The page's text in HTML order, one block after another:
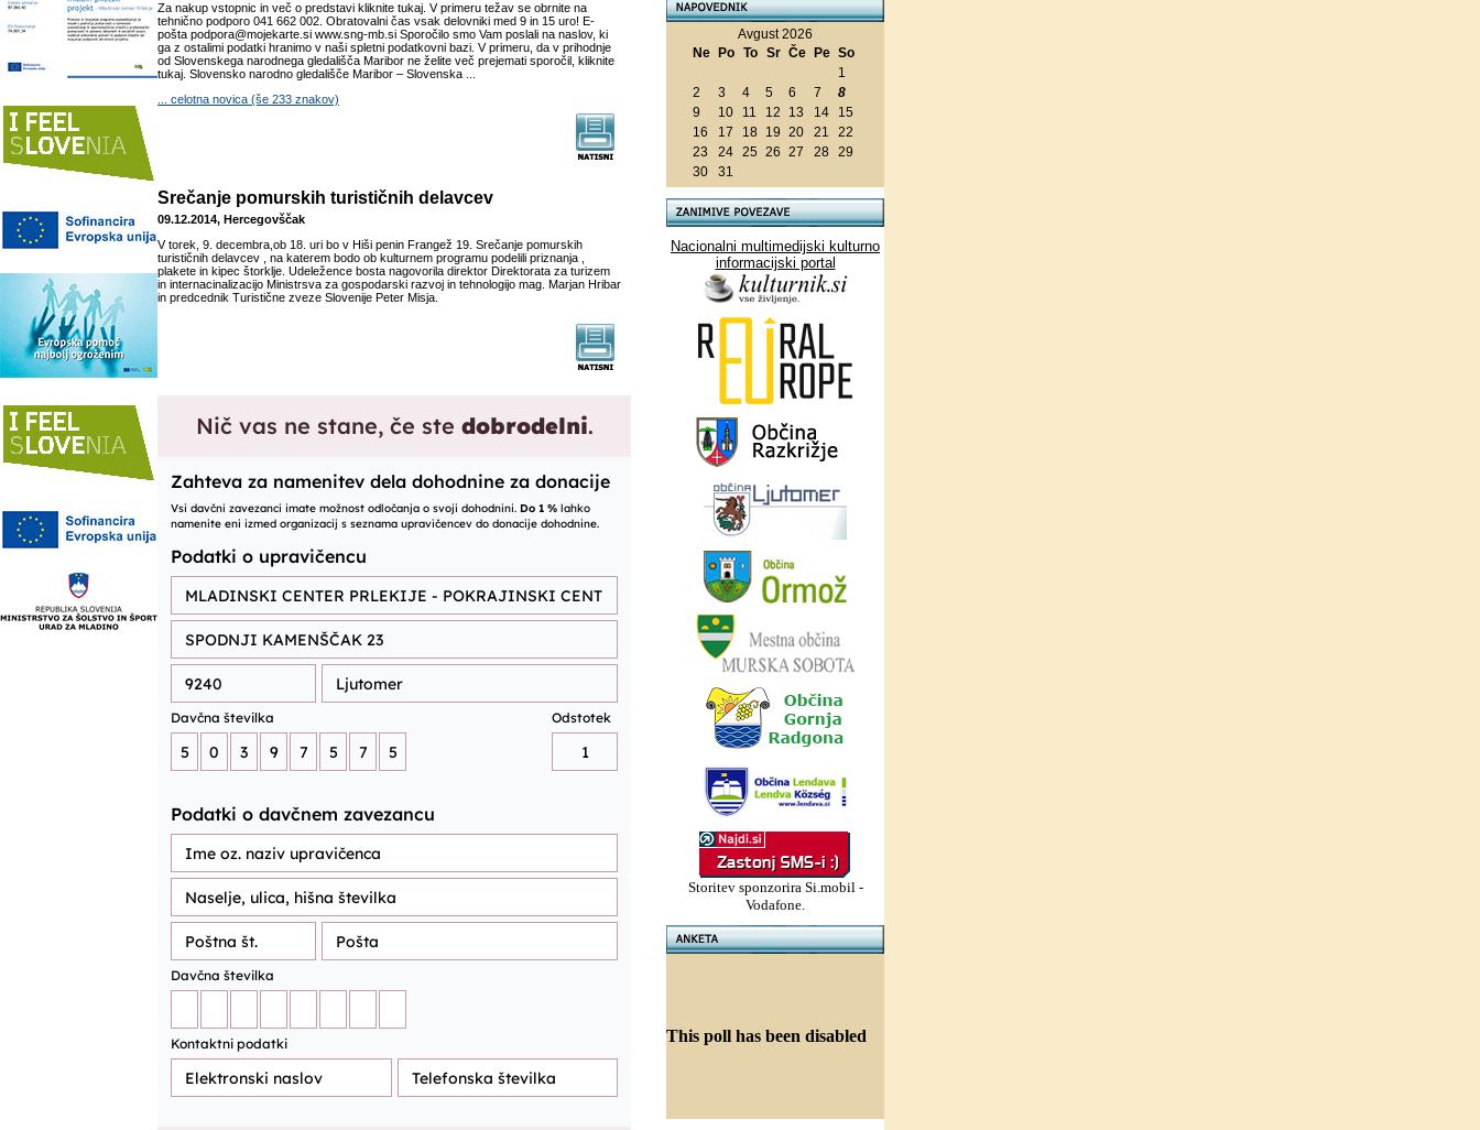
Za nakup vstopnic in več o predstavi kliknite tukaj. V primeru težav se obrnite na
tehnično podporo 041 662 002. Obratovalni čas vsak delovniki med 9 in 15 uro! E-
pošta podpora@mojekarte.si www.sng-mb.si Sporočilo smo Vam poslali na naslov, ki
ga z ostalimi podatki hranimo v naši spletni podatkovni bazi. V primeru, da v prihodnje
od Slovenskega narodnega gledališča Maribor ne želite več prejemati sporočil, kliknite
tukaj. Slovensko narodno gledališče Maribor – Slovenska ...
... celotna novica (še 233 znakov)
Srečanje pomurskih turističnih delavcev
09.12.2014, Hercegovščak
V torek, 9. decembra,ob 18. uri bo v Hiši penin Frangež 19. Srečanje pomurskih
turističnih delavcev , na katerem bodo ob kulturnem programu podelili priznanja ,
plakete in kipec štorklje. Udeležence bosta nagovorila direktor Direktorata za turizem
in internacinalizacijo Ministrsva za gospodarski razvoj in tehnologijo mag. Marjan Hribar
in predcednik Turistične zveze Slovenije Peter Misja.
Avgust 2026
Ne
Po To Sr Če Pe So
1
2
3 4 5 6 7
8
9
10 11 12 13 14
15
16
17 18 19 20 21
22
23
24 25 26 27 28 29
30
31
Nacionalni multimedijski kulturno
informacijski portal
Storitev sponzorira Si.mobil -
Vodafone.
This poll has been disabled